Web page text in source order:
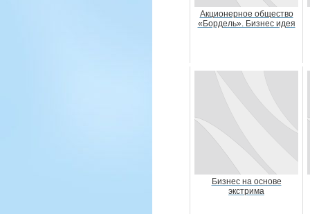
Акционерное общество
«Бордель». Бизнес идея
Бизнес на основе
экстрима